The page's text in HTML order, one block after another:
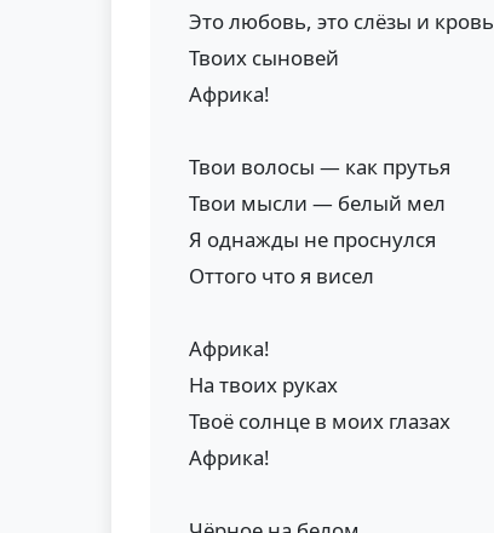
Это любовь, это слёзы и кровь
Твоих сыновей
Африка!
Твои волосы — как прутья
Твои мысли — белый мел
Я однажды не проснулся
Оттого что я висел
Африка!
На твоих руках
Твоё солнце в моих глазах
Африка!